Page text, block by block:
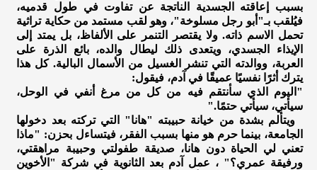
بسبب إعاقته الجسدية الناتجة عن تفاوت في طول قدميه،
فيُلقب بـ"أبو رجل مسلوخة"، وهو لقب مستمد من حكاية تراثية
تحمل الاسم ذاته. ولا يقتصر التنمر على الألفاظ، بل يمتد إلى
الإيذاء الجسدي، ويتعدى ذلك ليطال والده، بائع الذرة على
العربة، ووالدته التي تنشر الغسيل من الأسمال البالية. كل هذا
يترك أثرًا نفسيًا عميقًا في آدم، فيقول:
"اليوم الذي سأنتقم فيه من كل من مرغ أنفي في الوحل،
سيأتي، سيأتي حتمًا."
ويتألم بشدة من خيانة حبيبته "هانا" التي تركته بعد دخولها
الجامعة، بينما حرم هو منها بسبب الفقر، فيتساءل بحزن: "ماذا
تعني لي الحياة دون هانا، صديقة طفولتي وحبيبة مراهقتي،
ورفيقة عمري؟" ، عمل آدم بعد الثانوية في شركة "الأخوين